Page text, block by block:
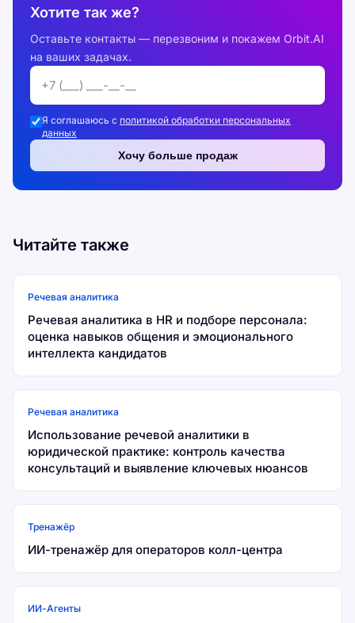
Хотите так же?
Оставьте контакты — перезвоним и покажем Orbit.AI
на ваших задачах.
Я соглашаюсь с политикой обработки персональных
данных
Хочу больше продаж
Читайте также
Речевая аналитика
Речевая аналитика в HR и подборе персонала:
оценка навыков общения и эмоционального
интеллекта кандидатов
Речевая аналитика
Использование речевой аналитики в
юридической практике: контроль качества
консультаций и выявление ключевых нюансов
Тренажёр
ИИ-тренажёр для операторов колл-центра
ИИ-Агенты